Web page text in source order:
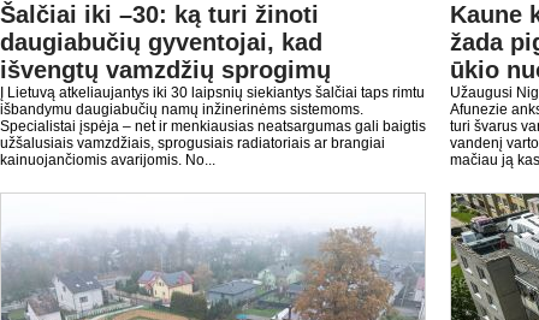
Šalčiai iki –30: ką turi žinoti
daugiabučių gyventojai, kad
išvengtų vamzdžių sprogimų
Į Lietuvą atkeliaujantys iki 30 laipsnių siekiantys šalčiai taps rimtu
išbandymu daugiabučių namų inžinerinėms sistemoms.
Specialistai įspėja – net ir menkiausias neatsargumas gali baigtis
užšalusiais vamzdžiais, sprogusiais radiatoriais ar brangiai
kainuojančiomis avarijomis. No...
Kaune
žada
ūkio
Užaugusi
Afunezie
turi švarus
vandenį
mačiau ją